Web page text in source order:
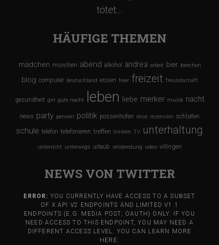
tötet…
HÄUFIGE THEMEN
mädchen münchen abend alkohol andrea arbeit bier bierchen
blog computer deutschland essen feier freizeit freundschaft
gesundheit girl gute nacht leben liebe merker musik nacht
news party pennen politik possenhofen reise rezension schlafen
schule telefon telefonieren treffen trinken TV unterhaltung
unterricht unterwegs urlaub verabredung video villingen
NEWS VON TWITTER
ERROR: YOU CURRENTLY HAVE ACCESS TO A SUBSET
OF X API V2 ENDPOINTS AND LIMITED V1.1
ENDPOINTS (E.G. MEDIA POST, OAUTH) ONLY. IF YOU
NEED ACCESS TO THIS ENDPOINT, YOU MAY NEED A
DIFFERENT ACCESS LEVEL. YOU CAN LEARN MORE
HERE: